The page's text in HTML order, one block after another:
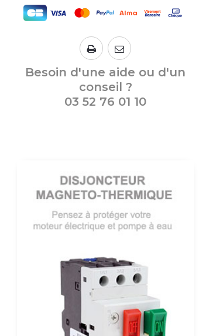
Besoin d'une aide ou d'un
conseil ?
03 52 76 01 10